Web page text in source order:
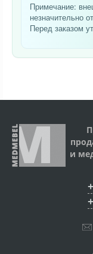
Примечание:
незначительно
Перед заказом
и